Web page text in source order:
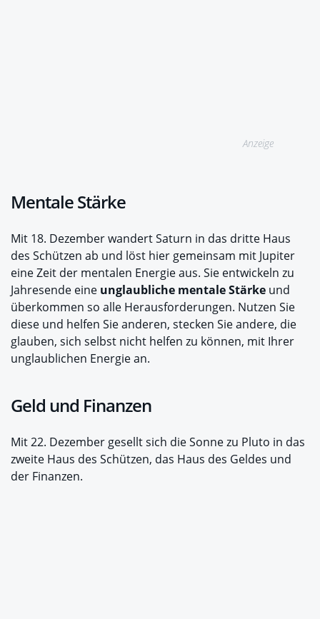
Anzeige
Mentale Stärke
Mit 18. Dezember wandert Saturn in das dritte Haus
des Schützen ab und löst hier gemeinsam mit Jupiter
eine Zeit der mentalen Energie aus. Sie entwickeln zu
Jahresende eine unglaubliche mentale Stärke und
überkommen so alle Herausforderungen. Nutzen Sie
diese und helfen Sie anderen, stecken Sie andere, die
glauben, sich selbst nicht helfen zu können, mit Ihrer
unglaublichen Energie an.
Geld und Finanzen
Mit 22. Dezember gesellt sich die Sonne zu Pluto in das
zweite Haus des Schützen, das Haus des Geldes und
der Finanzen.